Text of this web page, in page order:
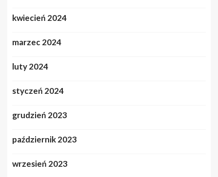
kwiecień 2024
marzec 2024
luty 2024
styczeń 2024
grudzień 2023
październik 2023
wrzesień 2023